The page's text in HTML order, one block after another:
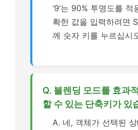
‘9’는 90% 투명도를 적
확한 값을 입력하려면
께 숫자 키를 누르십시
Q. 블렌딩 모드를 효과
할 수 있는 단축키가 있
A. 네, 객체가 선택된